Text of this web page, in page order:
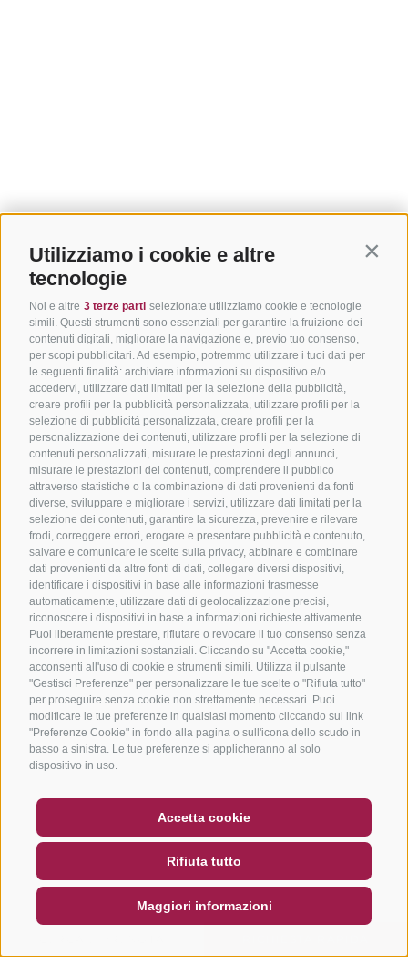
Utilizziamo i cookie e altre
tecnologie
Noi e altre 3 terze parti selezionate utilizziamo cookie e tecnologie
simili. Questi strumenti sono essenziali per garantire la fruizione dei
contenuti digitali, migliorare la navigazione e, previo tuo consenso,
per scopi pubblicitari. Ad esempio, potremmo utilizzare i tuoi dati per
le seguenti finalità: archiviare informazioni su dispositivo e/o
accedervi, utilizzare dati limitati per la selezione della pubblicità,
creare profili per la pubblicità personalizzata, utilizzare profili per la
selezione di pubblicità personalizzata, creare profili per la
personalizzazione dei contenuti, utilizzare profili per la selezione di
contenuti personalizzati, misurare le prestazioni degli annunci,
misurare le prestazioni dei contenuti, comprendere il pubblico
attraverso statistiche o la combinazione di dati provenienti da fonti
diverse, sviluppare e migliorare i servizi, utilizzare dati limitati per la
selezione dei contenuti, garantire la sicurezza, prevenire e rilevare
frodi, correggere errori, erogare e presentare pubblicità e contenuto,
salvare e comunicare le scelte sulla privacy, abbinare e combinare
dati provenienti da altre fonti di dati, collegare diversi dispositivi,
identificare i dispositivi in base alle informazioni trasmesse
automaticamente, utilizzare dati di geolocalizzazione precisi,
riconoscere i dispositivi in base a informazioni richieste attivamente.
Puoi liberamente prestare, rifiutare o revocare il tuo consenso senza
incorrere in limitazioni sostanziali. Cliccando su "Accetta cookie,"
acconsenti all'uso di cookie e strumenti simili. Utilizza il pulsante
"Gestisci Preferenze" per personalizzare le tue scelte o "Rifiuta tutto"
per proseguire senza cookie non strettamente necessari. Puoi
modificare le tue preferenze in qualsiasi momento cliccando sul link
"Preferenze Cookie" in fondo alla pagina o sull'icona dello scudo in
basso a sinistra. Le tue preferenze si applicheranno al solo
dispositivo in uso.
Accetta cookie
Rifiuta tutto
Maggiori informazioni
NEWSLETTER
SOCIAL WALL METEO